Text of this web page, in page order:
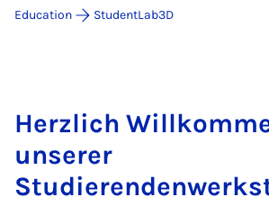
Education
StudentLab3D
Herzlich
unserer